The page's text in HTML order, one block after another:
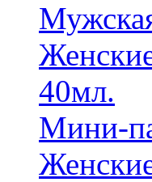
40мл.
Мини-